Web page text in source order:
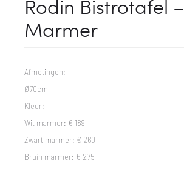
Rodin Bistrotafel –
Marmer
Afmetingen:
Ø70cm
Kleur:
Wit marmer: € 189
Zwart marmer: € 260
Bruin marmer: € 275